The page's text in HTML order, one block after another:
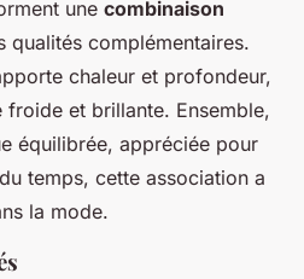
une combinaison
qualités complémentaires.
chaleur et profondeur,
froide et brillante. Ensemble,
équilibrée, appréciée pour
temps, cette association a
la mode.